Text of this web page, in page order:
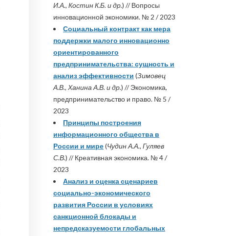
И.А., Костин К.Б. и др.) // Вопросы
инновационной экономики. № 2 / 2023
Социальный контракт как мера
поддержки малого инновационно
ориентированного
предпринимательства: сущность и
анализ эффективности (Зимовец
А.В., Ханина А.В. и др.) // Экономика,
предпринимательство и право. № 5 /
2023
Принципы построения
информационного общества в
России и мире(Чудин А.А., Гуляев
С.В.) // Креативная экономика. № 4 /
2023
Анализ и оценка сценариев
социально-экономического
развития России в условиях
санкционной блокады и
непредсказуемости глобальных